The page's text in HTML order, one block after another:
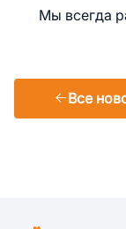
Мы всегда
Все